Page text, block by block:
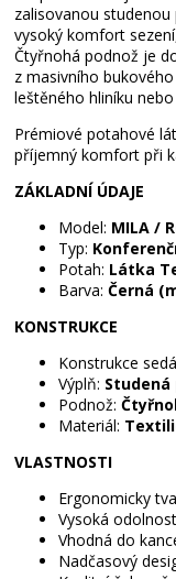
zalisovanou
vysoký komfort
Čtyřnohá podnož je
z masivního
leštěného hliníku
Prémiové potahové
příjemný komfort při
ZÁKLADNÍ ÚDAJE
Model: MILA /
Typ:
Potah: Látka
Barva:Černá
KONSTRUKCE
Konstrukce
Výplň:
Podnož:
Materiál:
VLASTNOSTI
Ergonomicky
Vysoká
Vhodná do
Nadčasový